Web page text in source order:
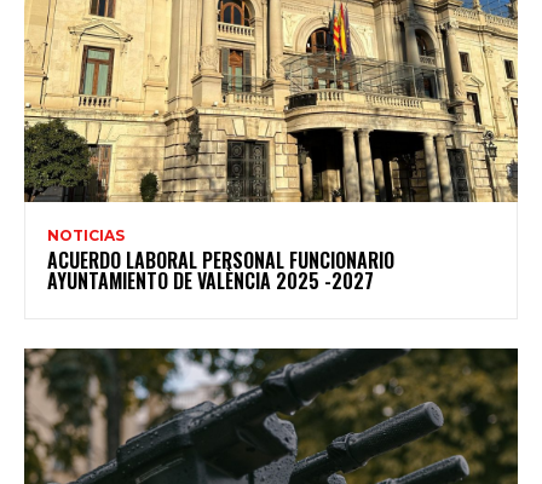
NOTICIAS
ACUERDO LABORAL PERSONAL FUNCIONARIO
AYUNTAMIENTO DE VALÈNCIA 2025 -2027